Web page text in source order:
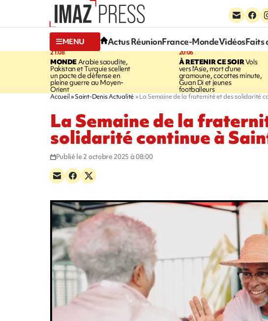
MENU Actus RéunionFrance-MondeVidéosFaits
21:08
MONDE Arabie saoudite,
Pakistan et Turquie scellent
un pacte de défense en
pleine guerre au Moyen-
Orient
20:06
À RETENIR CE SOIRVols
vers l'Asie, mort d'une
gramoune, cocottes minute,
Guan Di et jeunes
footballeurs
Accueil Saint-Denis Actualité La Semaine de la fraternité et des solidarité
La Semaine de la
solidarité continue à
Publié le 2 octobre 2025 à 08:00